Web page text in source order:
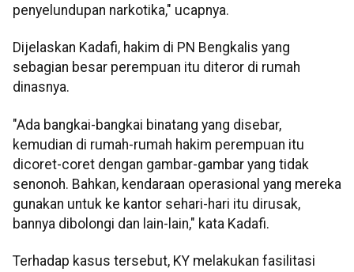
penyelundupan narkotika," ucapnya.
Dijelaskan Kadafi, hakim di PN Bengkalis yang
sebagian besar perempuan itu diteror di rumah
dinasnya.
"Ada bangkai-bangkai binatang yang disebar,
kemudian di rumah-rumah hakim perempuan itu
dicoret-coret dengan gambar-gambar yang tidak
senonoh. Bahkan, kendaraan operasional yang mereka
gunakan untuk ke kantor sehari-hari itu dirusak,
bannya dibolongi dan lain-lain," kata Kadafi.
Terhadap kasus tersebut, KY melakukan fasilitasi